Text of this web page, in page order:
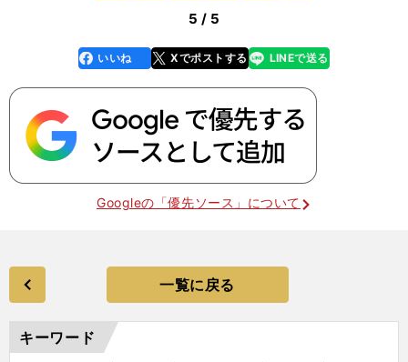
5 / 5
faceboo
k
いいね Xでポストする
line LINEで送る
Googleの「優先ソース」について
一覧に戻る
キーワード